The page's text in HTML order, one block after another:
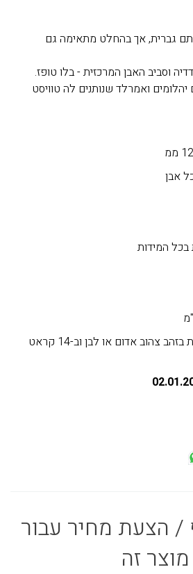
גברית, אך בהחלט מתאימה גם
וסביב האבן המרכזית - בלו טופז.
ואמרלד שנותנים לה טוויסט
בכל המידות
*ניתן להזמין את הטבעת בזהב צהוב אדום או לבן וב-14 קראט
/ הצעת מחיר עבור
מוצר זה